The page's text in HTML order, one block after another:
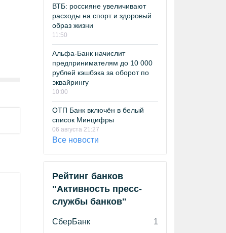
ВТБ: россияне увеличивают
расходы на спорт и здоровый
образ жизни
11:50
Альфа-Банк начислит
предпринимателям до 10 000
рублей кэшбэка за оборот по
эквайрингу
10:00
ОТП Банк включён в белый
список Минцифры
06 августа 21:27
Все новости
Рейтинг банков
"Активность пресс-
службы банков"
СберБанк
1